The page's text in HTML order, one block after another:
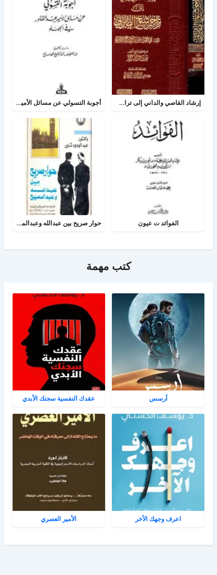
إرشاد القاصي والداني إلى تراجم شيوخ الطبراني أجوبة التسولي عن مسائل الأمير عبد القادر في الجهاد
الفوائد ت عيون حوار صريح بين عبدالله وعبدالمسيح
كتب مهمة
آرسس عقدك النفسية سجنك الأبدي
اعرف وجهك الأخر الأمير العصري